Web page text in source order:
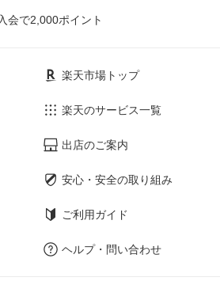
会で2,000ポイント
楽天市場トップ
楽天のサービス一覧
出店のご案内
安心・安全の取り組み
ご利用ガイド
ヘルプ・問い合わせ